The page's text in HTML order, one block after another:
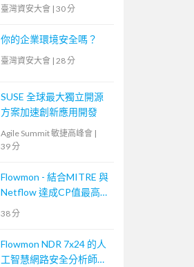
臺灣資安大會 | 30 分
你的企業環境安全嗎？
臺灣資安大會 | 28 分
SUSE 全球最大獨立開源
方案加速創新應用開發
Agile Summit 敏捷高峰會 |
39 分
Flowmon - 結合MITRE 與
Netflow 達成CP值最高的
資安事件應變手段
38 分
Flowmon NDR 7x24 的人
工智慧網路安全分析師如